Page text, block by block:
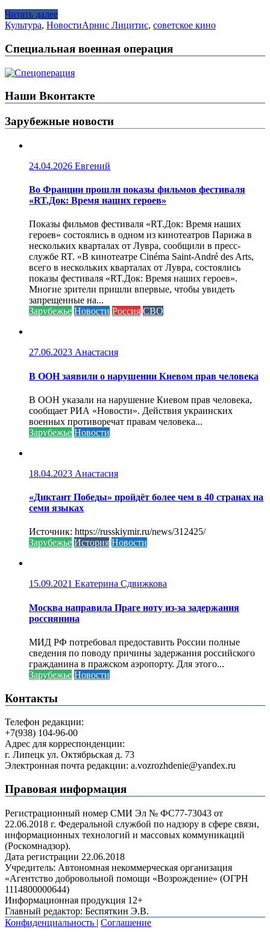
Читать далее
Культура, НовостиАрнис Лицитис, советское кино
Специальная военная операция
Наши Вконтакте
Зарубежные новости
24.04.2026 Евгений
Во Франции прошли показы фильмов фестиваля
«RT.Док: Время наших героев»
Показы фильмов фестиваля «RT.Док: Время наших
героев» состоялись в одном из кинотеатров Парижа в
нескольких кварталах от Лувра, сообщили в пресс-
службе RT. «В кинотеатре Cinéma Saint-André des Arts,
всего в нескольких кварталах от Лувра, состоялись
показы фестиваля «RT.Док: Время наших героев».
Многие зрители пришли впервые, чтобы увидеть
запрещенные на...
Зарубежье Новости Россия СВО
27.06.2023 Анастасия
В ООН заявили о нарушении Киевом прав человека
В ООН указали на нарушение Киевом прав человека,
сообщает РИА «Новости». Действия украинских
военных противоречат правам человека...
Зарубежье Новости
18.04.2023 Анастасия
«Диктант Победы» пройдёт более чем в 40 странах на
семи языках
Источник: https://russkiymir.ru/news/312425/
Зарубежье История Новости
15.09.2021 Екатерина Сдвижкова
Москва направила Праге ноту из-за задержания
россиянина
МИД РФ потребовал предоставить России полные
сведения по поводу причины задержания российского
гражданина в пражском аэропорту. Для этого...
Зарубежье Новости
Контакты
Телефон редакции:
+7(938) 104-96-00
Адрес для корреспонденции:
г. Липецк ул. Октябрьская д. 73
Электронная почта редакции: a.vozrozhdenie@yandex.ru
Правовая информация
Регистрационный номер СМИ Эл № ФС77-73043 от
22.06.2018 г. Федеральной службой по надзору в сфере связи,
информационных технологий и массовых коммуникаций
(Роскомнадзор).
Дата регистрации 22.06.2018
Учредитель: Автономная некоммерческая организация
«Агентство добровольной помощи «Возрождение» (ОГРН
1114800000644)
Информационная продукция 12+
Главный редактор: Беспяткин Э.В.
Конфиденциальность | Соглашение